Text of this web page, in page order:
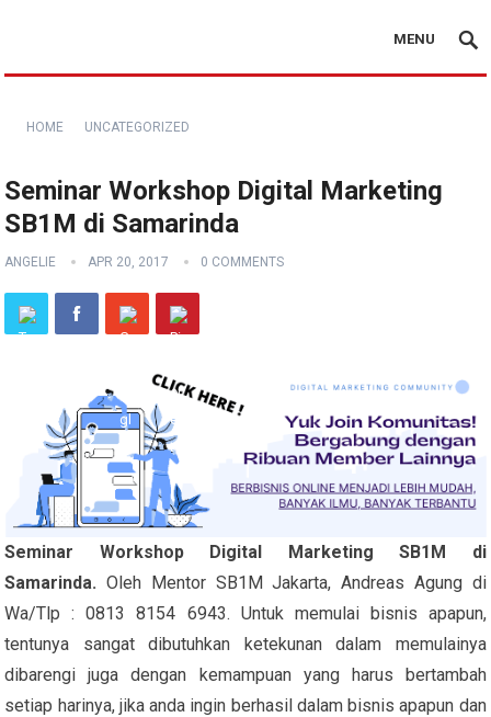
MENU
HOME UNCATEGORIZED
Seminar Workshop Digital Marketing
SB1M di Samarinda
ANGELIE APR 20, 2017 0 COMMENTS
Seminar Workshop Digital Marketing SB1M di
Samarinda.Oleh Mentor SB1M Jakarta, Andreas Agung di
Wa/Tlp : 0813 8154 6943. Untuk memulai bisnis apapun,
tentunya sangat dibutuhkan ketekunan dalam memulainya
dibarengi juga dengan kemampuan yang harus bertambah
setiap harinya, jika anda ingin berhasil dalam bisnis apapun dan